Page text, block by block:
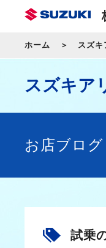
ホーム スズキ
スズキア
お店ブログ
試乗